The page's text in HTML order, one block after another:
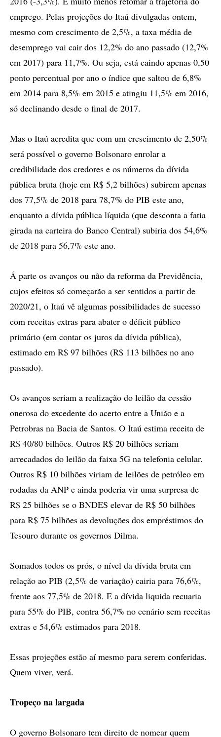
emprego. Pelas projeções do Itaú divulgadas ontem,
mesmo com crescimento de 2,5%, a taxa média de
desemprego vai cair dos 12,2% do ano passado (12,7%
em 2017) para 11,7%. Ou seja, está caindo apenas 0,50
ponto percentual por ano o índice que saltou de 6,8%
em 2014 para 8,5% em 2015 e atingiu 11,5% em 2016,
só declinando desde o final de 2017.
Mas o Itaú acredita que com um crescimento de 2,50%
será possível o governo Bolsonaro enrolar a
credibilidade dos credores e os números da dívida
pública bruta (hoje em R$ 5,2 bilhões) subirem apenas
dos 77,5% de 2018 para 78,7% do PIB este ano,
enquanto a dívida pública líquida (que desconta a fatia
girada na carteira do Banco Central) subiria dos 54,6%
de 2018 para 56,7% este ano.
Á parte os avanços ou não da reforma da Previdência,
cujos efeitos só começarão a ser sentidos a partir de
2020/21, o Itaú vê algumas possibilidades de sucesso
com receitas extras para abater o déficit público
primário (em contar os juros da dívida pública),
estimado em R$ 97 bilhões (R$ 113 bilhões no ano
passado).
Os avanços seriam a realização do leilão da cessão
onerosa do excedente do acerto entre a União e a
Petrobras na Bacia de Santos. O Itaú estima receita de
R$ 40/80 bilhões. Outros R$ 20 bilhões seriam
arrecadados do leilão da faixa 5G na telefonia celular.
Outros R$ 10 bilhões viriam de leilões de petróleo em
rodadas da ANP e ainda poderia vir uma surpresa de
R$ 25 bilhões se o BNDES elevar de R$ 50 bilhões
para R$ 75 bilhões as devoluções dos empréstimos do
Tesouro durante os governos Dilma.
Somados todos os prós, o nível da dívida bruta em
relação ao PIB (2,5% de variação) cairia para 76,6%,
frente aos 77,5% de 2018. E a dívida liquida recuaria
para 55% do PIB, contra 56,7% no cenário sem receitas
extras e 54,6% estimados para 2018.
Essas projeções estão aí mesmo para serem conferidas.
Quem viver, verá.
Tropeço na largada
O governo Bolsonaro tem direito de nomear quem